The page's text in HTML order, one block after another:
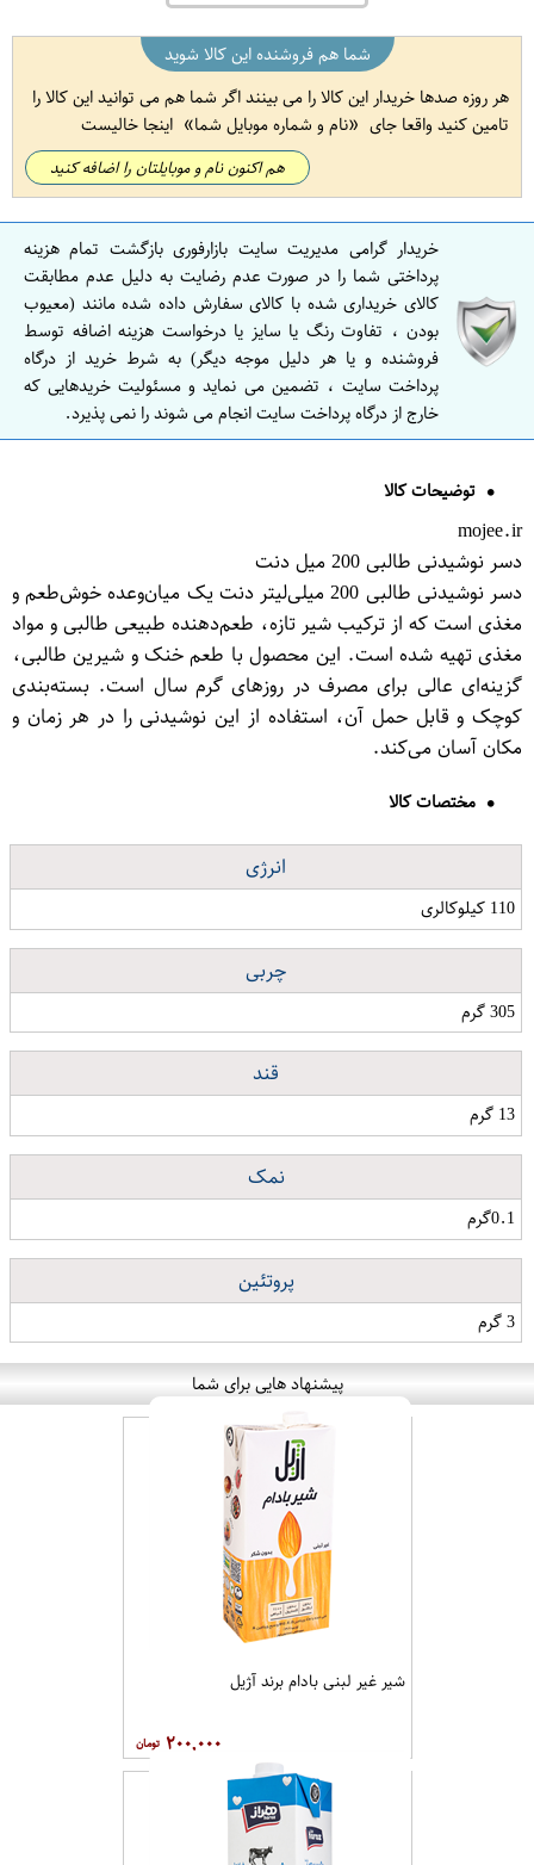
شما هم فروشنده این کالا شوید
هر روزه صدها خریدار این کالا را می بینند اگر شما هم می توانید این کالا را
تامین کنید واقعا جای
نام و شماره موبایل شما اینجا خالیست
هم اکنون نام و موبایلتان را اضافه کنید
خریدار گرامی مدیریت سایت بازارفوری بازگشت تمام هزینه
پرداختی شما را در صورت عدم رضایت به دلیل عدم مطابقت
کالای خریداری شده با کالای سفارش داده شده مانند (معیوب
بودن ، تفاوت رنگ یا سایز یا درخواست هزینه اضافه توسط
فروشنده و یا هر دلیل موجه دیگر) به شرط خرید از درگاه
پرداخت سایت ، تضمین می نماید و مسئولیت خریدهایی که
خارج از درگاه پرداخت سایت انجام می شوند را نمی پذیرد.
توضیحات کالا
mojee.ir
دسر نوشیدنی طالبی 200 میل دنت
دسر نوشیدنی طالبی 200 میلی‌لیتر دنت یک میان‌وعده خوش‌طعم و
مغذی است که از ترکیب شیر تازه، طعم‌دهنده طبیعی طالبی و مواد
مغذی تهیه شده است. این محصول با طعم خنک و شیرین طالبی،
گزینه‌ای عالی برای مصرف در روزهای گرم سال است. بسته‌بندی
کوچک و قابل حمل آن، استفاده از این نوشیدنی را در هر زمان و
مکان آسان می‌کند.
مختصات کالا
انرژی
110 کیلوکالری
چربی
305 گرم
قند
13 گرم
نمک
0.1گرم
پروتئین
3 گرم
پیشنهاد هایی برای شما
شیر غیر لبنی بادام برند آژیل
۲۰۰,۰۰۰